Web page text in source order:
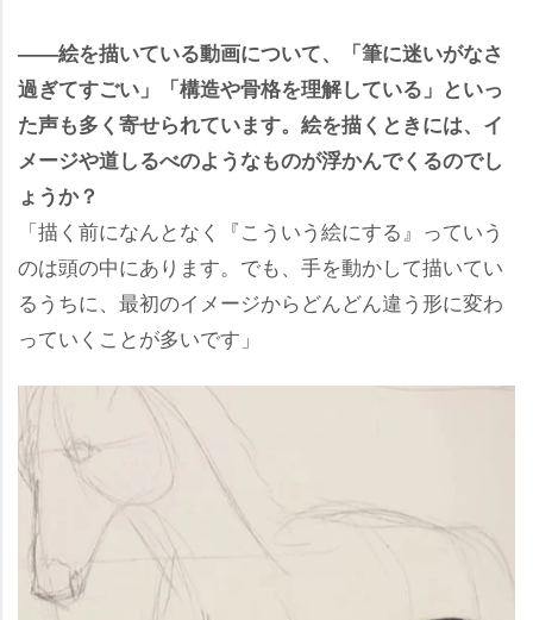
――絵を描いている動画について、「筆に迷いがなさ
過ぎてすごい」「構造や骨格を理解している」といっ
た声も多く寄せられています。絵を描くときには、イ
メージや道しるべのようなものが浮かんでくるのでし
ょうか？
「描く前になんとなく『こういう絵にする』っていう
のは頭の中にあります。でも、手を動かして描いてい
るうちに、最初のイメージからどんどん違う形に変わ
っていくことが多いです」